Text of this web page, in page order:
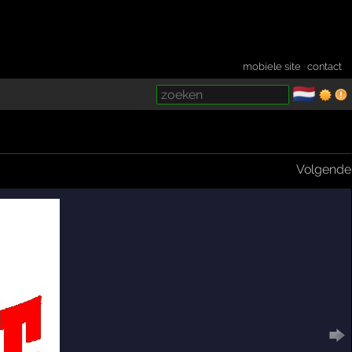
mobiele site ·contact
🇳🇱
Volgende